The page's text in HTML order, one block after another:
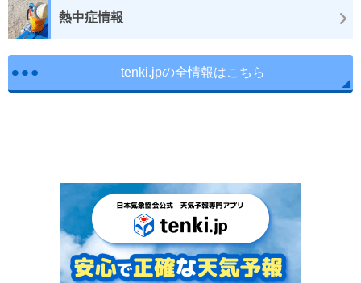
熱中症情報
tenki.jpの全情報はこちら